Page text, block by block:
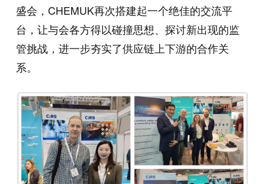
盛会，CHEMUK再次搭建起一个绝佳的交流平
台，让与会各方得以碰撞思想、探讨新出现的监
管挑战，进一步夯实了供应链上下游的合作关
系。